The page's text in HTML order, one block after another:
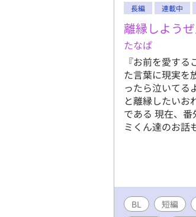
長編 連載中
離縁しよう
たなぱ
『お前を愛す
た言葉に現実を
ったら泣いてる
と離縁したいお
である 現在、
ミくん達のお話
BL 短編